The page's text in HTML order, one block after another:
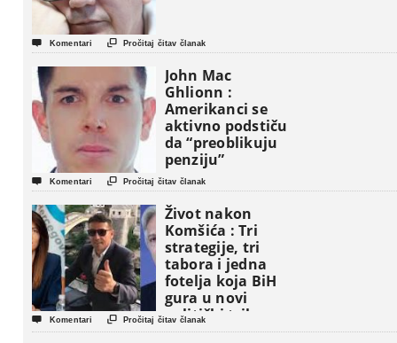
 Komentari  Pročitaj čitav članak
John Mac
Ghlionn :
Amerikanci se
aktivno podstiču
da “preoblikuju
penziju”
 Komentari  Pročitaj čitav članak
Život nakon
Komšića : Tri
strategije, tri
tabora i jedna
fotelja koja BiH
gura u novi
politički triler
 Komentari  Pročitaj čitav članak